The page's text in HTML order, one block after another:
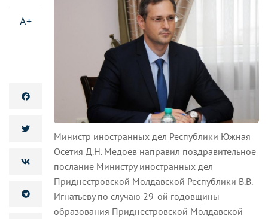
A+
Министр иностранных дел Республики Южная
Осетия Д.Н. Медоев направил поздравительное
послание Министру иностранных дел
Приднестровской Молдавской Республики В.В.
Игнатьеву по случаю 29-ой годовщины
образования Приднестровской Молдавской